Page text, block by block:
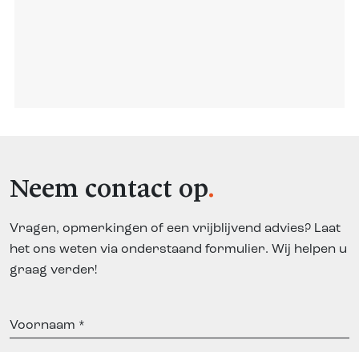
Neem contact op
Vragen, opmerkingen of een vrijblijvend advies? Laat
het ons weten via onderstaand formulier. Wij helpen u
graag verder!
Voornaam